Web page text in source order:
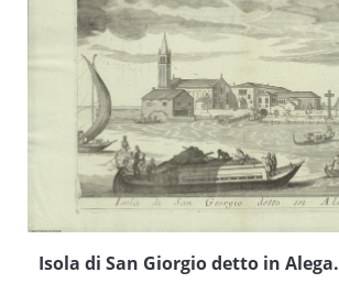
Isola di San Giorgio detto in Alega.